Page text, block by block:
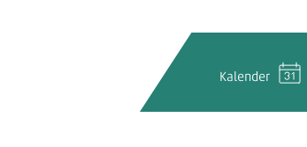
Kalender